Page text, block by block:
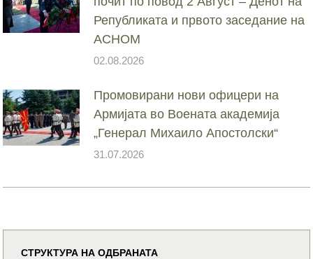
Републиката и првото заседание на
АСНОМ
02.08.2026
Промовирани нови офицери на
Армијата во Воената академија
„Генерал Михаило Апостолски“
31.07.2026
СТРУКТУРА НА ОДБРАНАТА